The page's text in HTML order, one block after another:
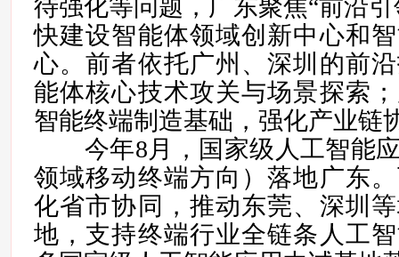
待强化等问题，广东聚焦“前沿
快建设智能体领域创新中心和
心。前者依托广州、深圳的前
能体核心技术攻关与场景探索
智能终端制造基础，强化产业链
今年8月，国家级人工智能应
领域移动终端方向）落地广东
化省市协同，推动东莞、深圳
地，支持终端行业全链条人工